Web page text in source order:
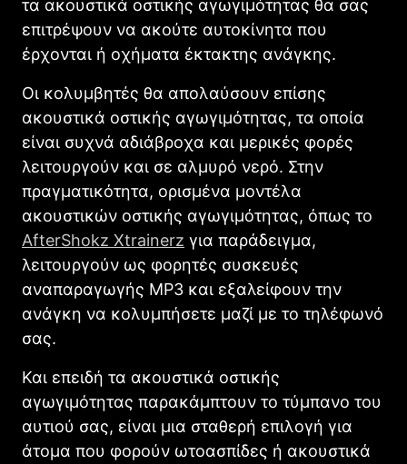
τα ακουστικά οστικής αγωγιμότητας θα σας
επιτρέψουν να ακούτε αυτοκίνητα που
έρχονται ή οχήματα έκτακτης ανάγκης.
Οι κολυμβητές θα απολαύσουν επίσης
ακουστικά οστικής αγωγιμότητας, τα οποία
είναι συχνά αδιάβροχα και μερικές φορές
λειτουργούν και σε αλμυρό νερό. Στην
πραγματικότητα, ορισμένα μοντέλα
ακουστικών οστικής αγωγιμότητας, όπως το
AfterShokz Xtrainerz για παράδειγμα,
λειτουργούν ως φορητές συσκευές
αναπαραγωγής MP3 και εξαλείφουν την
ανάγκη να κολυμπήσετε μαζί με το τηλέφωνό
σας.
Και επειδή τα ακουστικά οστικής
αγωγιμότητας παρακάμπτουν το τύμπανο του
αυτιού σας, είναι μια σταθερή επιλογή για
άτομα που φορούν ωτοασπίδες ή ακουστικά